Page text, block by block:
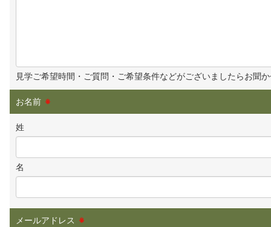
見学ご希望時間・ご質問・ご希望条件などがございましたらお聞
お名前 ※
姓
名
メールアドレス ※